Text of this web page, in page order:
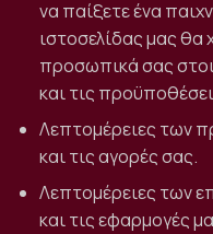
να παίξετε ένα
ιστοσελίδας μας θα
προσωπικά σας
και τις
Λεπτομέρειες των
και τις αγορές σας.
Λεπτομέρειες των
και τις εφαρμογές